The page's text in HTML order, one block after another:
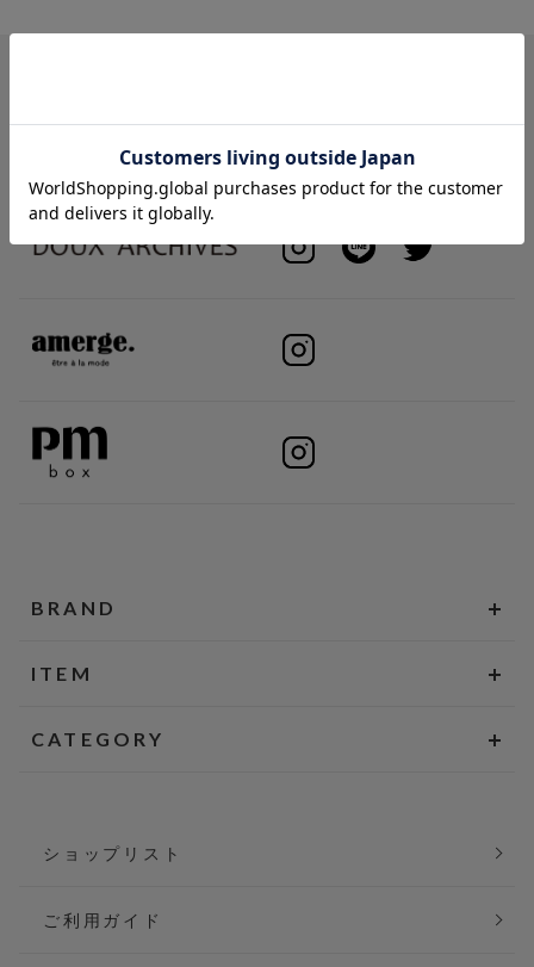
BRAND
ITEM
CATEGORY
ショップリスト
ご利用ガイド